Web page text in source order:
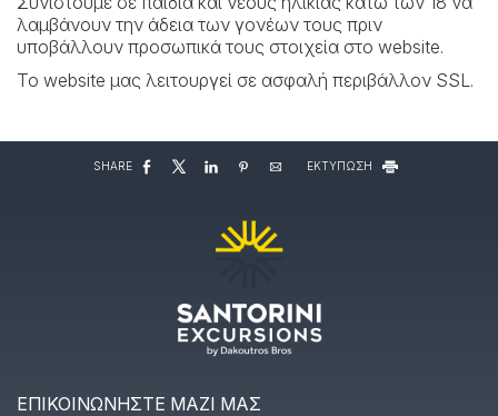
λαμβάνουν την άδεια των γονέων τους πριν
υποβάλλουν προσωπικά τους στοιχεία στο website.
Το website μας λειτουργεί σε ασφαλή περιβάλλον SSL.
SHARE ΕΚΤΥΠΩΣΗ
ΕΠΙΚΟΙΝΩΝΉΣΤΕ ΜΑΖΊ ΜΑΣ